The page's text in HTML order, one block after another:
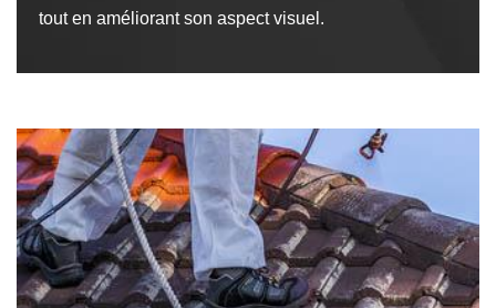
tout en améliorant son aspect visuel.